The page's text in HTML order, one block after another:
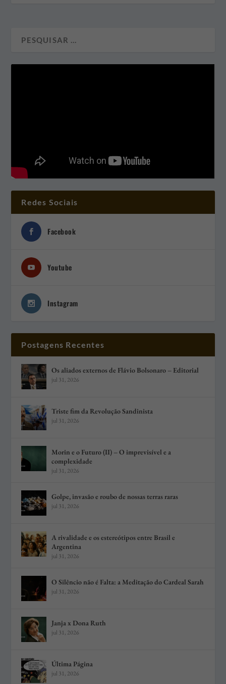
Redes Sociais
Facebook
Youtube
Instagram
Postagens Recentes
Os aliados externos de Flávio Bolsonaro – Editorial
jul 31, 2026
Triste fim da Revolução Sandinista
jul 31, 2026
Morin e o Futuro (II) – O imprevisível e a
complexidade
jul 31, 2026
Golpe, invasão e roubo de nossas terras raras
jul 31, 2026
A rivalidade e os estereótipos entre Brasil e
Argentina
jul 31, 2026
O Silêncio não é Falta: a Meditação do Cardeal Sarah
jul 31, 2026
Janja x Dona Ruth
jul 31, 2026
Última Página
jul 31, 2026